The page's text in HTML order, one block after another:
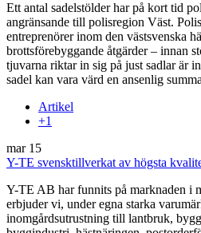
Ett antal sadelstölder har på kort tid
angränsande till polisregion Väst.
entreprenörer inom den västsvenska
brottsförebyggande åtgärder – innan
tjuvarna riktar in sig på just sadlar är
sadel kan vara värd en ansenlig
Artikel
+1
mar 15
Y-TE svensktillverkat av högsta
Y-TE AB har funnits på marknaden i
erbjuder vi, under egna starka
inomgårdsutrustning till lantbruk,